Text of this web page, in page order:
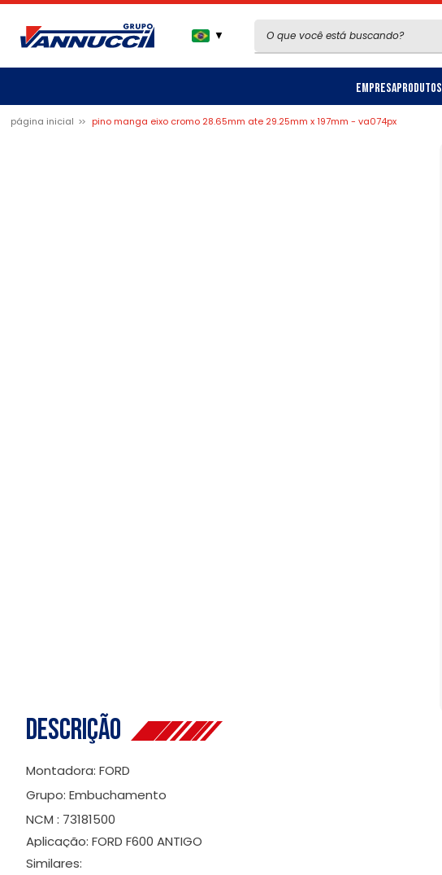
▼
EmpresaProdutos
página inicial pino manga eixo cromo 28.65mm ate 29.25mm x 197mm - va074px
Descrição
Montadora: FORD
Grupo: Embuchamento
NCM : 73181500
Aplicação: FORD F600 ANTIGO
Similares: